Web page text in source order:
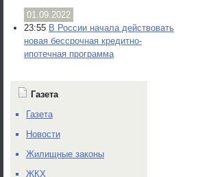
01.09.2022
23:55 В России начала действовать
новая бессрочная кредитно-
ипотечная программа
Газета
Газета
Новости
Жилищные законы
ЖКХ